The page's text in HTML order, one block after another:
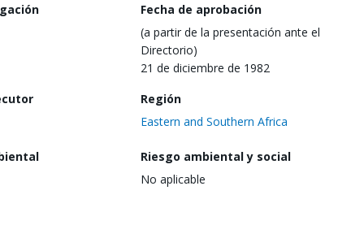
Fecha de aprobación
(a partir de la presentación ante el
Directorio)
21 de diciembre de 1982
Región
Eastern and Southern Africa
Riesgo ambiental y social
No aplicable